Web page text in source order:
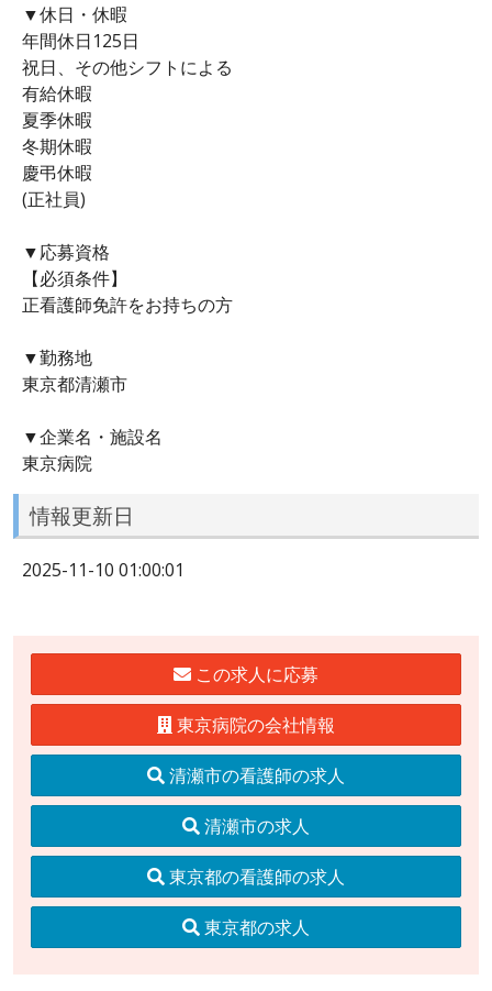
▼休日・休暇
年間休日125日
祝日、その他シフトによる
有給休暇
夏季休暇
冬期休暇
慶弔休暇
(正社員)
▼応募資格
【必須条件】
正看護師免許をお持ちの方
▼勤務地
東京都清瀬市
▼企業名・施設名
東京病院
情報更新日
2025-11-10 01:00:01
この求人に応募
東京病院の会社情報
清瀬市の看護師の求人
清瀬市の求人
東京都の看護師の求人
東京都の求人